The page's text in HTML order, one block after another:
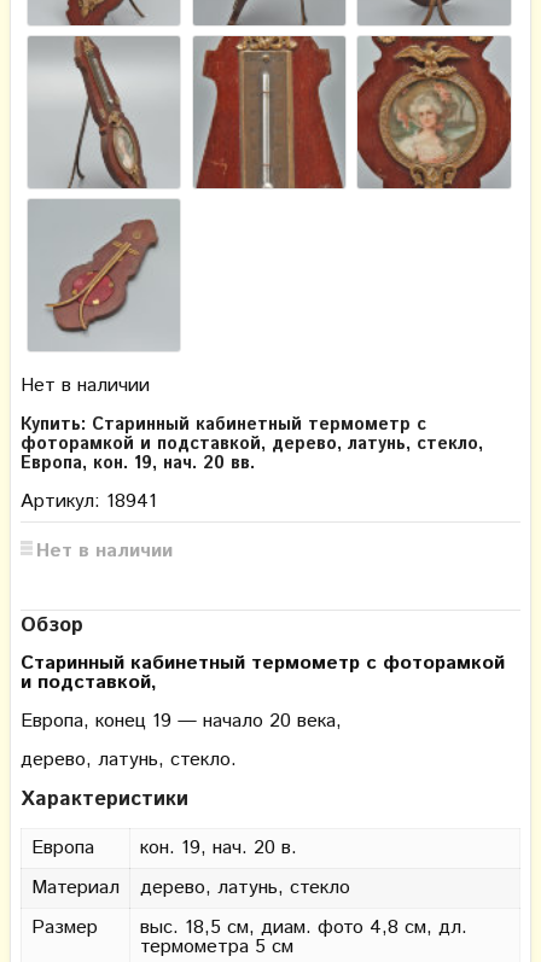
Нет в наличии
Купить: Старинный кабинетный термометр с
фоторамкой и подставкой, дерево, латунь, стекло,
Европа, кон. 19, нач. 20 вв.
Артикул: 18941
Нет в наличии
Обзор
Старинный кабинетный термометр с фоторамкой
и подставкой,
Европа, конец 19 — начало 20 века,
дерево, латунь, стекло.
Характеристики
Европа
кон. 19, нач. 20 в.
Материал
дерево, латунь, стекло
Размер
выс. 18,5 см, диам. фото 4,8 см, дл.
термометра 5 см